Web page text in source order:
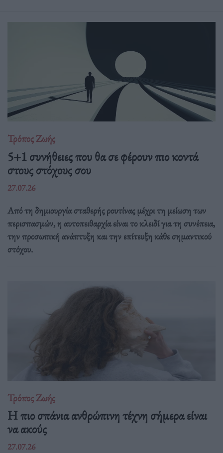
Τρόπος Ζωής
5+1 συνήθειες που θα σε φέρουν πιο κοντά
στους στόχους σου
27.07.26
Από τη δημιουργία σταθερής ρουτίνας μέχρι τη μείωση των
περισπασμών, η αυτοπειθαρχία είναι το κλειδί για τη συνέπεια,
την προσωπική ανάπτυξη και την επίτευξη κάθε σημαντικού
στόχου.
Τρόπος Ζωής
Η πιο σπάνια ανθρώπινη τέχνη σήμερα είναι
να ακούς
27.07.26